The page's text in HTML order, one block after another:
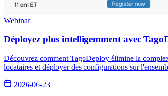
Webinar
Déployez plus intelligemment avec
Découvrez comment TagoDeploy élimine la
locataires et déployer des configurations sur
2026-06-23